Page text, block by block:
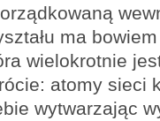
ma
wielokrotnie
atomy sieci
wytwarzając